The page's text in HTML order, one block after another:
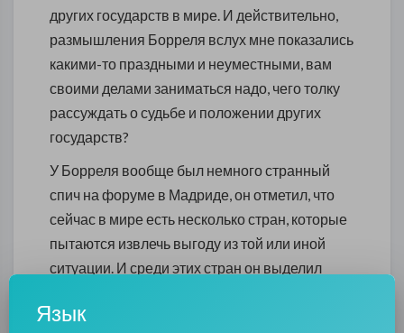
других государств в мире. И действительно,
размышления Борреля вслух мне показались
какими-то праздными и неуместными, вам
своими делами заниматься надо, чего толку
рассуждать о судьбе и положении других
государств?
У Борреля вообще был немного странный
спич на форуме в Мадриде, он отметил, что
сейчас в мире есть несколько стран, которые
пытаются извлечь выгоду из той или иной
ситуации. И среди этих стран он выделил
империями и снова стремятся ими стать, но у
Язык